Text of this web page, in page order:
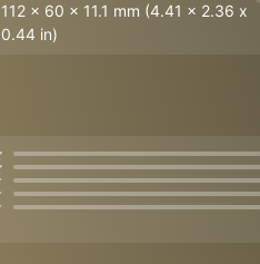
112 x 60 x 11.1 mm (4.41 x 2.36 x
0.44 in)